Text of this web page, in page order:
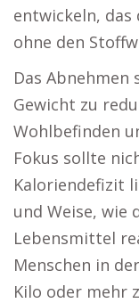
entwickeln,
ohne den
Das
Gewicht zu
Wohlbefinden
Fokus sollte
Kaloriendefizit
und Weise, wie
Lebensmittel
Menschen in
Kilo oder mehr